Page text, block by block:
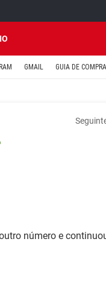
GMAIL GUIA DE
número e